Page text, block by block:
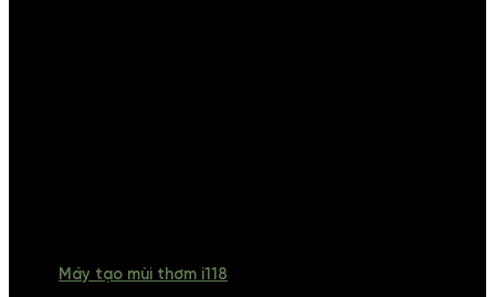
Máy tạo mùi thơm i118